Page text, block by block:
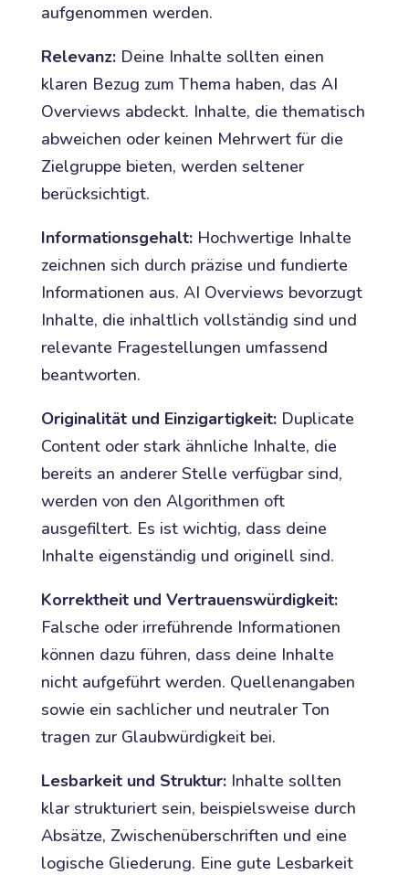
aufgenommen werden.
Relevanz:Deine Inhalte sollten einen
klaren Bezug zum Thema haben, das AI
Overviews abdeckt. Inhalte, die thematisch
abweichen oder keinen Mehrwert für die
Zielgruppe bieten, werden seltener
berücksichtigt.
Informationsgehalt:Hochwertige Inhalte
zeichnen sich durch präzise und fundierte
Informationen aus. AI Overviews bevorzugt
Inhalte, die inhaltlich vollständig sind und
relevante Fragestellungen umfassend
beantworten.
Originalität und Einzigartigkeit:Duplicate
Content oder stark ähnliche Inhalte, die
bereits an anderer Stelle verfügbar sind,
werden von den Algorithmen oft
ausgefiltert. Es ist wichtig, dass deine
Inhalte eigenständig und originell sind.
Korrektheit und Vertrauenswürdigkeit:
Falsche oder irreführende Informationen
können dazu führen, dass deine Inhalte
nicht aufgeführt werden. Quellenangaben
sowie ein sachlicher und neutraler Ton
tragen zur Glaubwürdigkeit bei.
Lesbarkeit und Struktur:Inhalte sollten
klar strukturiert sein, beispielsweise durch
Absätze, Zwischenüberschriften und eine
logische Gliederung. Eine gute Lesbarkeit